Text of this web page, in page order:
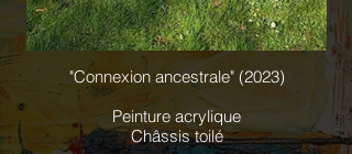
"Connexion ancestrale" (2023)
Peinture acrylique
Châssis toilé